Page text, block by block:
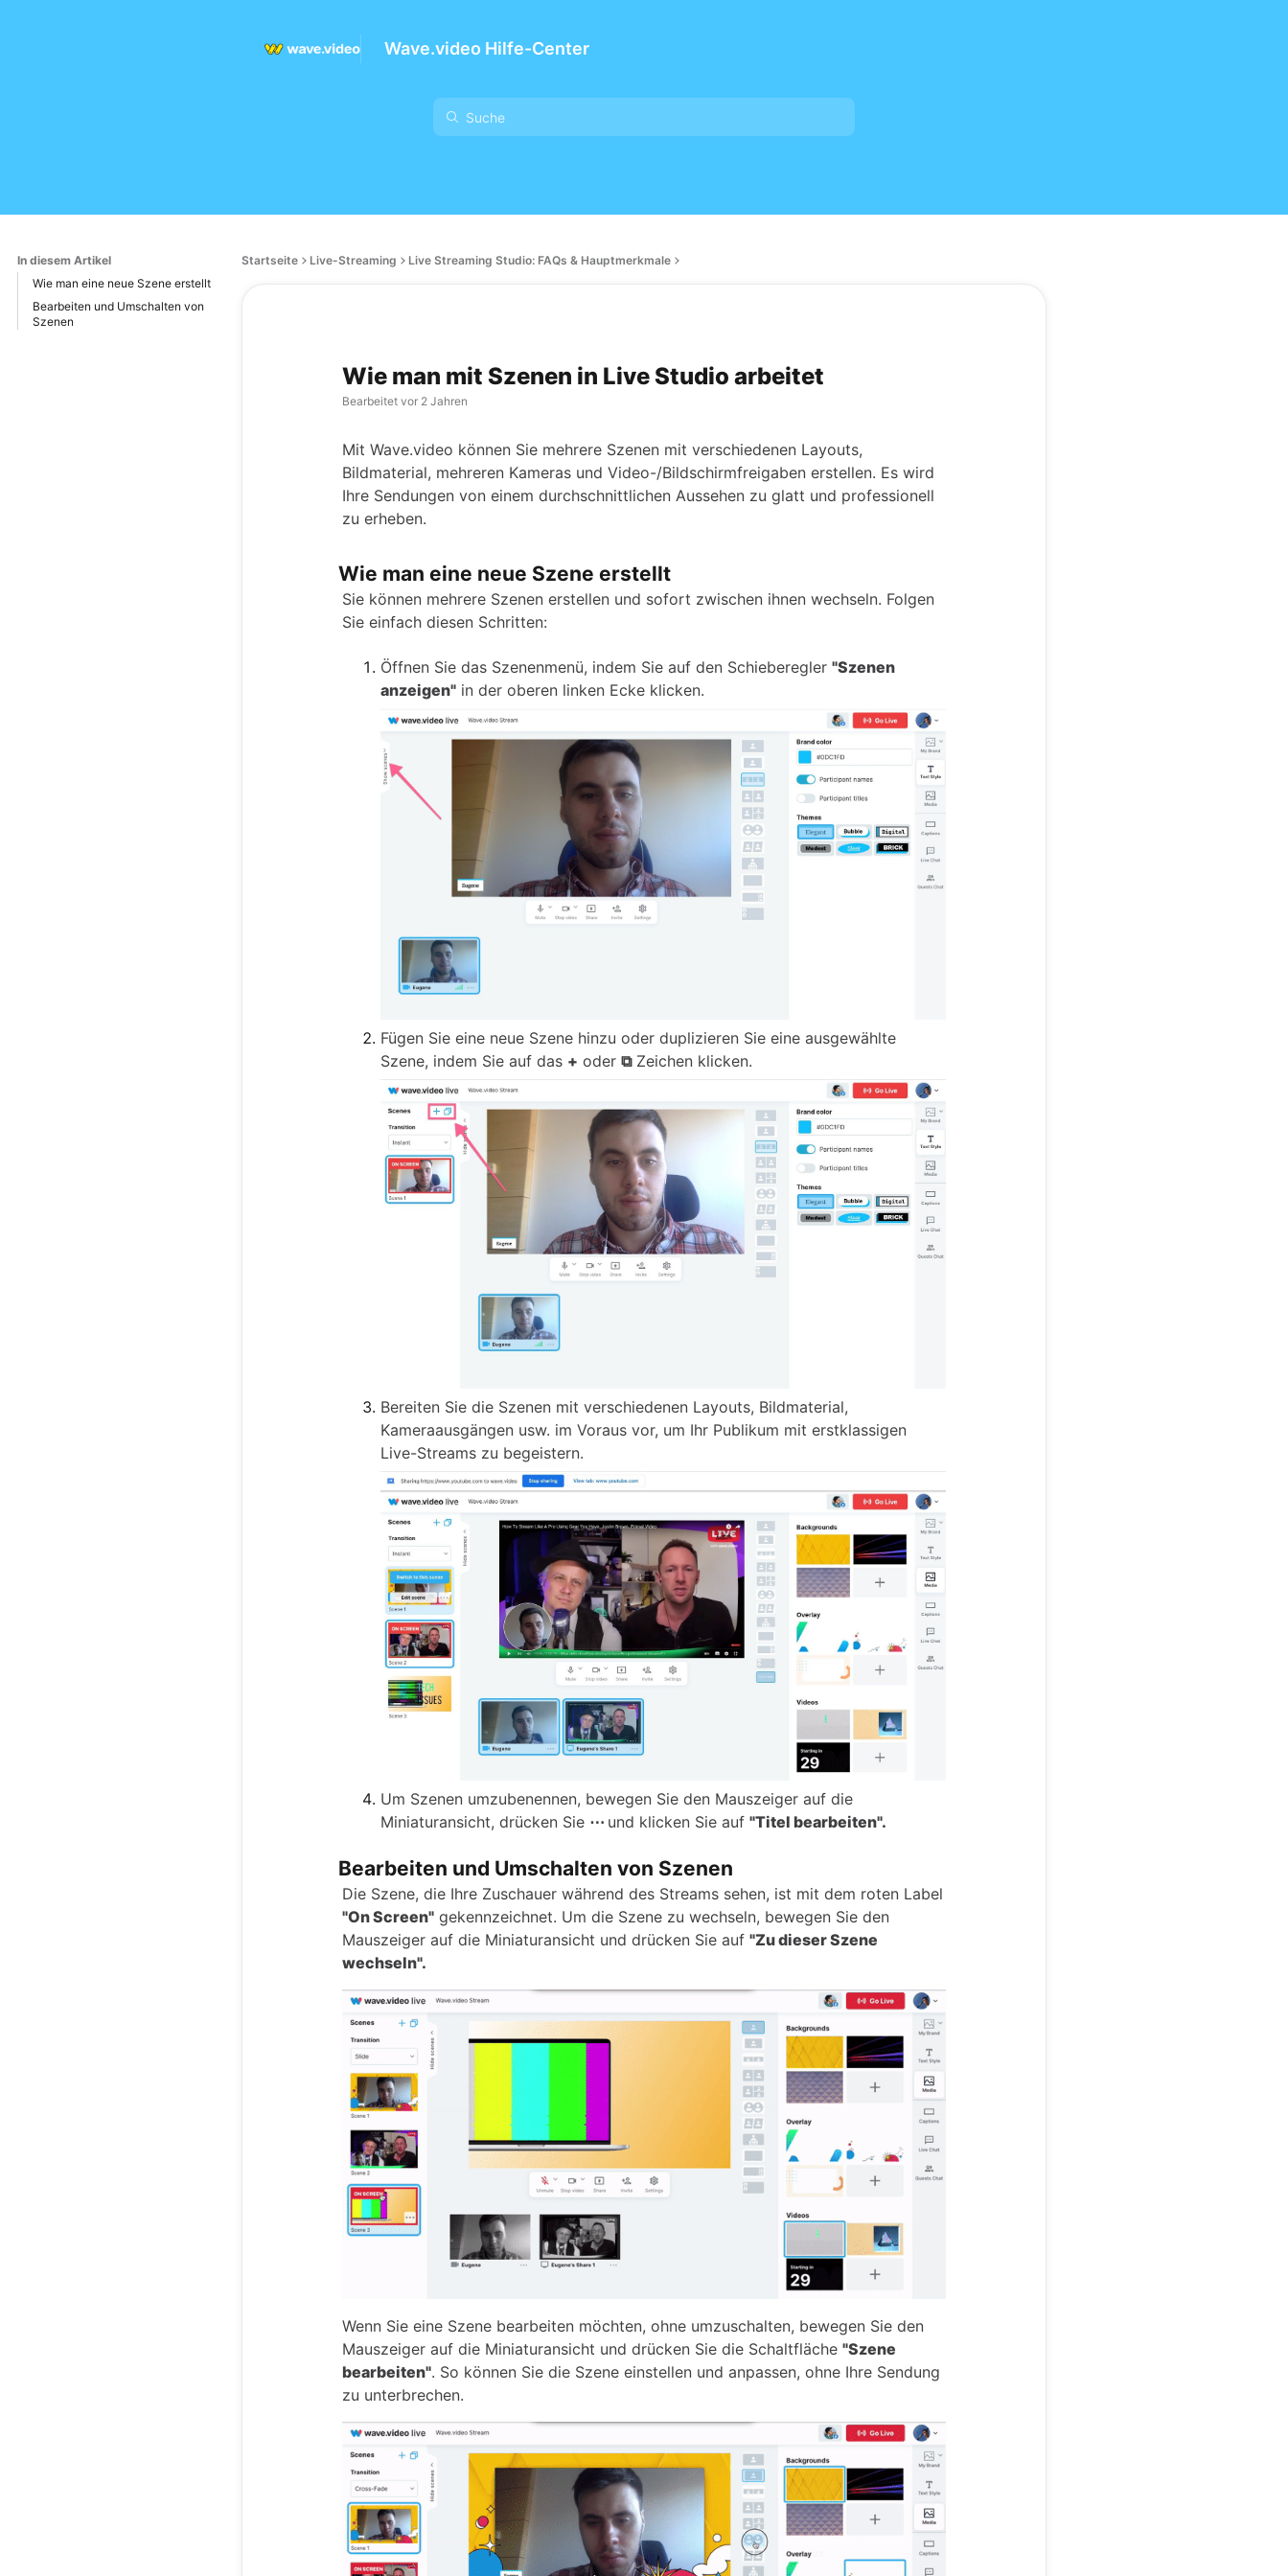
Wave.video Hilfe-Center
In diesem Artikel
Wie man eine neue Szene erstellt
Bearbeiten und Umschalten von
Szenen
Startseite Live-Streaming Live Streaming Studio: FAQs & Hauptmerkmale
Wie man mit Szenen in Live Studio arbeitet
Bearbeitet vor 2 Jahren
Mit Wave.video können Sie mehrere Szenen mit verschiedenen Layouts,
Bildmaterial, mehreren Kameras und Video-/Bildschirmfreigaben erstellen. Es wird
Ihre Sendungen von einem durchschnittlichen Aussehen zu glatt und professionell
zu erheben.
Wie man eine neue Szene erstellt
Sie können mehrere Szenen erstellen und sofort zwischen ihnen wechseln. Folgen
Sie einfach diesen Schritten:
Öffnen Sie das Szenenmenü, indem Sie auf den Schieberegler "Szenen
anzeigen" in der oberen linken Ecke klicken.
Fügen Sie eine neue Szene hinzu oder duplizieren Sie eine ausgewählte
Szene, indem Sie auf das + oder ⧉Zeichen klicken.
Bereiten Sie die Szenen mit verschiedenen Layouts, Bildmaterial,
Kameraausgängen usw. im Voraus vor, um Ihr Publikum mit erstklassigen
Live-Streams zu begeistern.
Um Szenen umzubenennen, bewegen Sie den Mauszeiger auf die
Miniaturansicht, drücken Sie ⋯ und klicken Sie auf "Titel bearbeiten".
Bearbeiten und Umschalten von Szenen
Die Szene, die Ihre Zuschauer während des Streams sehen, ist mit dem roten Label
"On Screen" gekennzeichnet. Um die Szene zu wechseln, bewegen Sie den
Mauszeiger auf die Miniaturansicht und drücken Sie auf "Zu dieser Szene
wechseln".
Wenn Sie eine Szene bearbeiten möchten, ohne umzuschalten, bewegen Sie den
Mauszeiger auf die Miniaturansicht und drücken Sie die Schaltfläche "Szene
bearbeiten". So können Sie die Szene einstellen und anpassen, ohne Ihre Sendung
zu unterbrechen.